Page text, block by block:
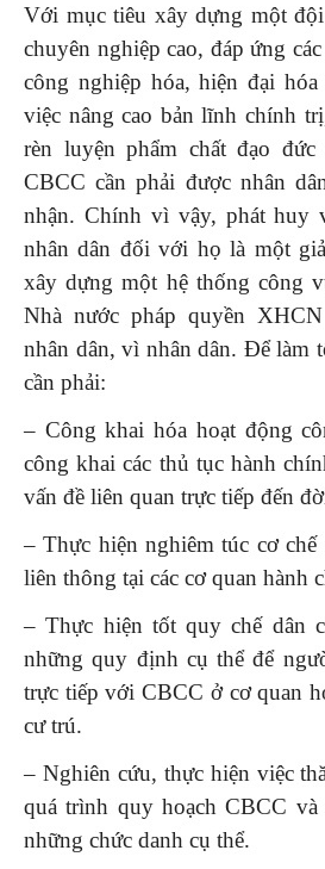
Với mục tiêu xây dựng một
chuyên nghiệp cao, đáp ứng
công nghiệp hóa, hiện đại
việc nâng cao bản lĩnh chính
rèn luyện phẩm chất đạo
CBCC cần phải được nhân
nhận. Chính vì vậy, phát huy
nhân dân đối với họ là một
xây dựng một hệ thống công
Nhà nước pháp quyền
nhân dân, vì nhân dân. Để làm
cần phải:
– Công khai hóa hoạt động
công khai các thủ tục hành
vấn đề liên quan trực tiếp đến
– Thực hiện nghiêm túc cơ chế
liên thông tại các cơ quan hành
– Thực hiện tốt quy chế dân
những quy định cụ thể để
trực tiếp với CBCC ở cơ quan
cư trú.
– Nghiên cứu, thực hiện việc
quá trình quy hoạch CBCC
những chức danh cụ thể.